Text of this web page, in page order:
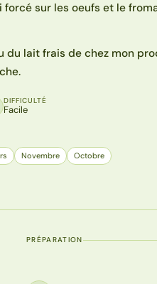
sur les oeufs et le
du lait frais de chez mon
DIFFICULTÉ
Facile
Novembre Octobre
PRÉPARATION